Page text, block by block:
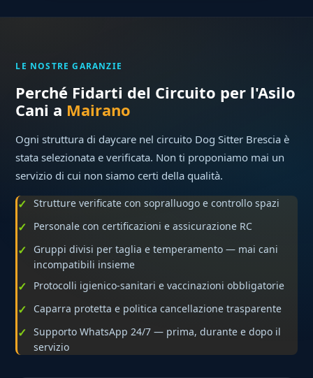
LE NOSTRE GARANZIE
Perché Fidarti del Circuito per l'Asilo
Cani a Mairano
Ogni struttura di daycare nel circuito Dog Sitter Brescia è
stata selezionata e verificata. Non ti proponiamo mai un
servizio di cui non siamo certi della qualità.
Strutture verificate con sopralluogo e controllo spazi
Personale con certificazioni e assicurazione RC
Gruppi divisi per taglia e temperamento — mai cani
incompatibili insieme
Protocolli igienico-sanitari e vaccinazioni obbligatorie
Caparra protetta e politica cancellazione trasparente
Supporto WhatsApp 24/7 — prima, durante e dopo il
servizio